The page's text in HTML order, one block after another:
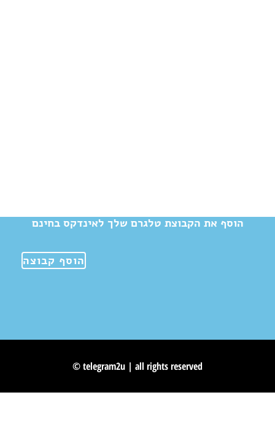
הוסף את הקבוצת טלגרם שלך לאינדקס בחינם
הוסף קבוצה
© telegram2u | all rights reserved